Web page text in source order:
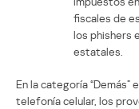
fiscales de
los phishers
estatales.
En la categoría
telefonía celular, los